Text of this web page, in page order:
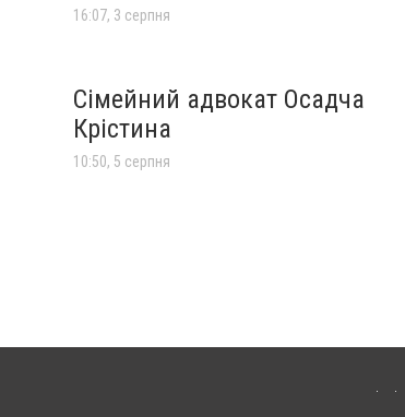
16:07, 3 серпня
Сімейний адвокат Осадча
Крістина
10:50, 5 серпня